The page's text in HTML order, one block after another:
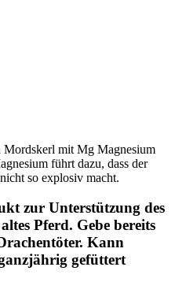
mit Mg Magnesium
führt dazu, dass der
so explosiv macht.
zur Unterstützung des
Pferd. Gebe bereits
Kann
gefüttert